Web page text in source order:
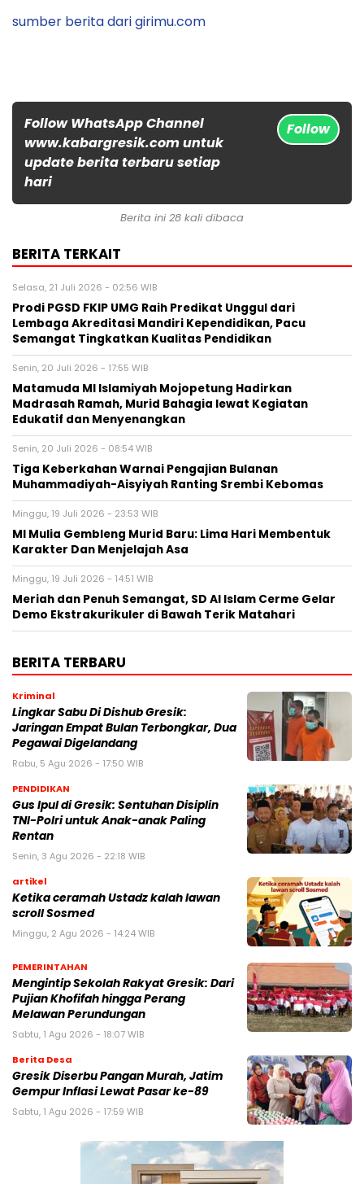
sumber berita dari girimu.com
Follow WhatsApp Channel
www.kabargresik.com untuk
update berita terbaru setiap
hari
Follow
Berita ini 28 kali dibaca
BERITA TERKAIT
Selasa, 21 Juli 2026 - 02:56 WIB
Prodi PGSD FKIP UMG Raih Predikat Unggul dari
Lembaga Akreditasi Mandiri Kependidikan, Pacu
Semangat Tingkatkan Kualitas Pendidikan
Senin, 20 Juli 2026 - 17:55 WIB
Matamuda MI Islamiyah Mojopetung Hadirkan
Madrasah Ramah, Murid Bahagia lewat Kegiatan
Edukatif dan Menyenangkan
Senin, 20 Juli 2026 - 08:54 WIB
Tiga Keberkahan Warnai Pengajian Bulanan
Muhammadiyah-Aisyiyah Ranting Srembi Kebomas
Minggu, 19 Juli 2026 - 23:53 WIB
MI Mulia Gembleng Murid Baru: Lima Hari Membentuk
Karakter Dan Menjelajah Asa
Minggu, 19 Juli 2026 - 14:51 WIB
Meriah dan Penuh Semangat, SD Al Islam Cerme Gelar
Demo Ekstrakurikuler di Bawah Terik Matahari
BERITA TERBARU
Kriminal
Lingkar Sabu Di Dishub Gresik:
Jaringan Empat Bulan Terbongkar, Dua
Pegawai Digelandang
Rabu, 5 Agu 2026 - 17:50 WIB
PENDIDIKAN
Gus Ipul di Gresik: Sentuhan Disiplin
TNI-Polri untuk Anak-anak Paling
Rentan
Senin, 3 Agu 2026 - 22:18 WIB
artikel
Ketika ceramah Ustadz kalah lawan
scroll Sosmed
Minggu, 2 Agu 2026 - 14:24 WIB
PEMERINTAHAN
Mengintip Sekolah Rakyat Gresik: Dari
Pujian Khofifah hingga Perang
Melawan Perundungan
Sabtu, 1 Agu 2026 - 18:07 WIB
Berita Desa
Gresik Diserbu Pangan Murah, Jatim
Gempur Inflasi Lewat Pasar ke-89
Sabtu, 1 Agu 2026 - 17:59 WIB